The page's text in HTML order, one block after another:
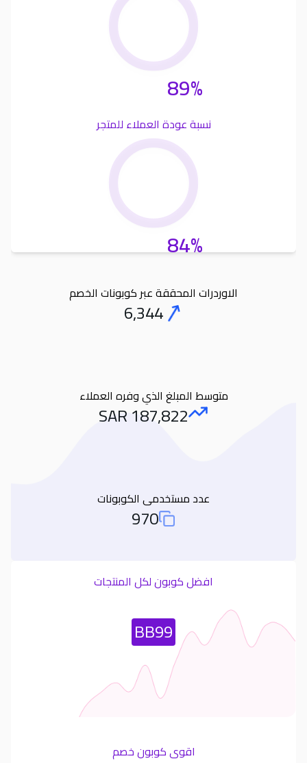
89%
نسبة عودة العملاء للمتجر
84%
الاوردرات المحققة عبر كوبونات الخصم
Orders
6,344
متوسط المبلغ الذي وفره العملاء
Amount Saved
187,822
SAR
عدد مستخدمى الكوبونات
Total Used Coupons
970
افضل كوبون لكل المنتجات
Most Used CouponBB99
اقوى كوبون خصم